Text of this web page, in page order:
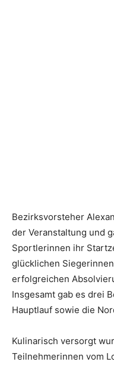
Bezirksvorsteher
der Veranstaltung und
Sportlerinnen ihr
glücklichen
erfolgreichen
Insgesamt gab es drei
Hauptlauf sowie die
Kulinarisch versorgt
Teilnehmerinnen vom